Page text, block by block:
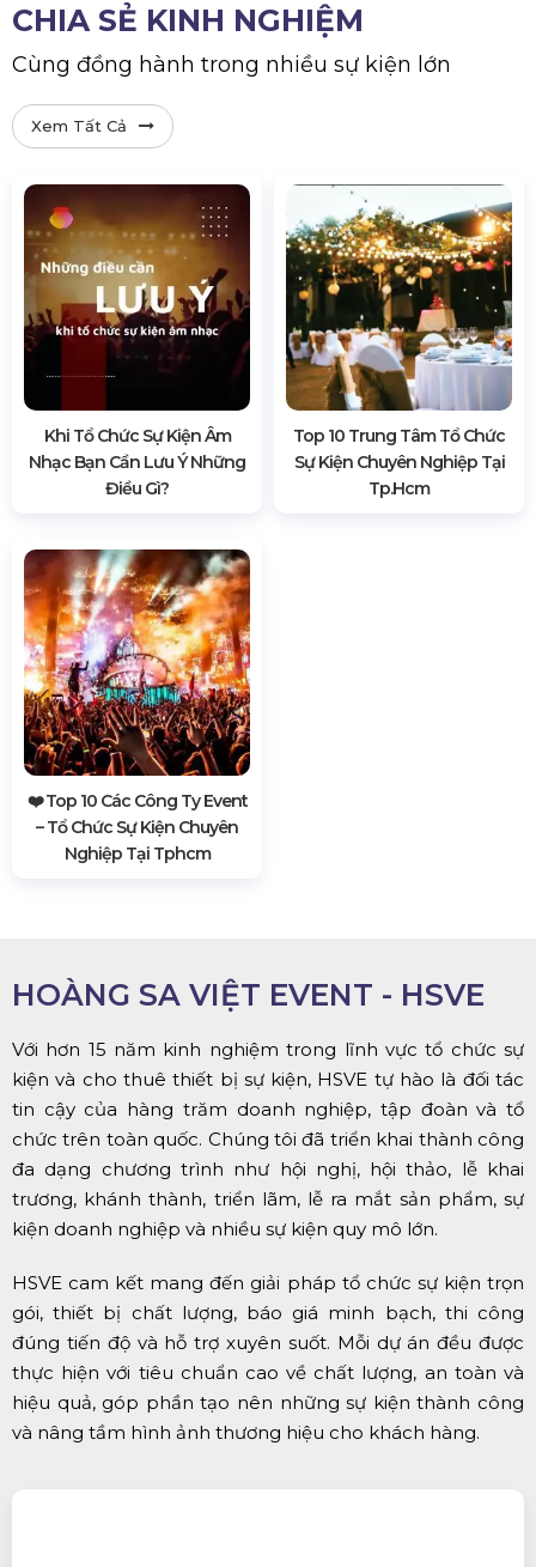
CHIA SẺ KINH NGHIỆM
Cùng đồng hành trong nhiều sự kiện lớn
Xem Tất Cả
Khi Tổ Chức Sự Kiện Âm
Nhạc Bạn Cần Lưu Ý Những
Điều Gì?
Top 10 Trung Tâm Tổ Chức
Sự Kiện Chuyên Nghiệp Tại
Tp.hcm
❤️️ Top 10 Các Công Ty Event
– Tổ Chức Sự Kiện Chuyên
Nghiệp Tại Tphcm
HOÀNG SA VIỆT EVENT - HSVE
Với hơn 15 năm kinh nghiệm trong lĩnh vực tổ chức sự
kiện và cho thuê thiết bị sự kiện, HSVE tự hào là đối tác
tin cậy của hàng trăm doanh nghiệp, tập đoàn và tổ
chức trên toàn quốc. Chúng tôi đã triển khai thành công
đa dạng chương trình như hội nghị, hội thảo, lễ khai
trương, khánh thành, triển lãm, lễ ra mắt sản phẩm, sự
kiện doanh nghiệp và nhiều sự kiện quy mô lớn.
HSVE cam kết mang đến giải pháp tổ chức sự kiện trọn
gói, thiết bị chất lượng, báo giá minh bạch, thi công
đúng tiến độ và hỗ trợ xuyên suốt. Mỗi dự án đều được
thực hiện với tiêu chuẩn cao về chất lượng, an toàn và
hiệu quả, góp phần tạo nên những sự kiện thành công
và nâng tầm hình ảnh thương hiệu cho khách hàng.